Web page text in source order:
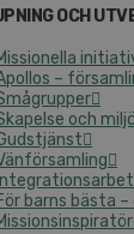
OCH
–
och miljö
barns bästa